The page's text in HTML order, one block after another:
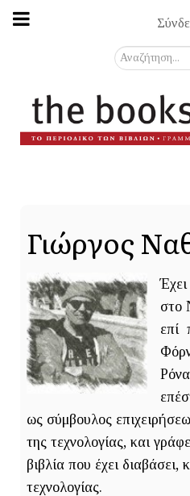
Αναζήτηση...
Γιώργος
στο
επί
ως σύμβουλος
της τεχνολογίας, και
βιβλία που έχει διαβάσει,
τεχνολογίας.